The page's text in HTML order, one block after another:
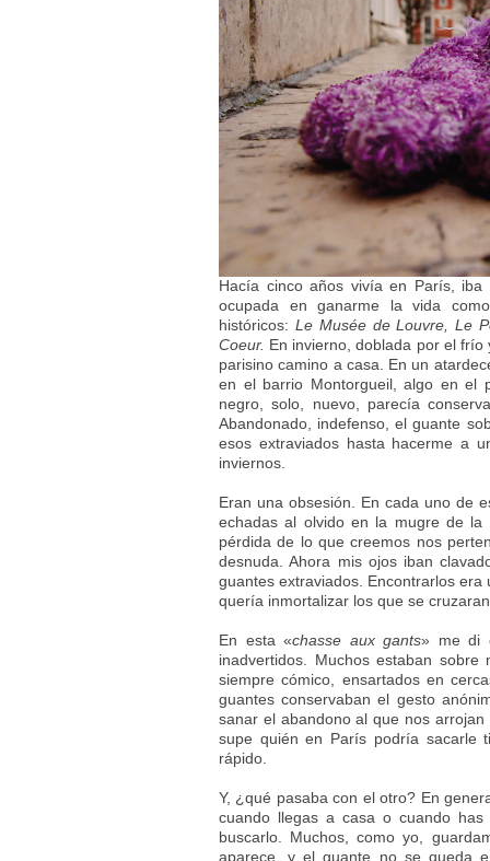
Hacía cinco años vivía en París,
ocupada en ganarme la vida
históricos: Le Musée de Louvre, Le
Coeur. En invierno, doblada por el
parisino camino a casa. En un
en el barrio Montorgueil, algo en el
negro, solo, nuevo, parecía
Abandonado, indefenso, el guante
esos extraviados hasta hacerme a
inviernos.
Eran una obsesión. En cada uno de
echadas al olvido en la mugre de
pérdida de lo que creemos nos
desnuda. Ahora mis ojos iban
guantes extraviados. Encontrarlos
quería inmortalizar los que se
En esta «chasse aux gants» me di
inadvertidos. Muchos estaban
siempre cómico, ensartados en
guantes conservaban el gesto
sanar el abandono al que nos
supe quién en París podría sacarle
rápido.
Y, ¿qué pasaba con el otro? En
cuando llegas a casa o cuando
buscarlo. Muchos, como yo,
aparece, y el guante no se queda